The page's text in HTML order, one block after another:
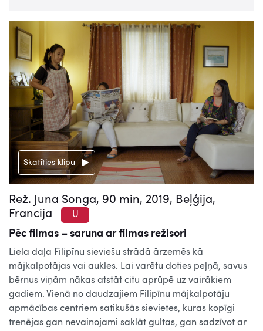
Skatīties klipu
Rež. Juna Songa, 90 min, 2019, Beļģija,
Francija
U
Pēc filmas – saruna ar filmas režisori
Liela daļa Filipīnu sieviešu strādā ārzemēs kā
mājkalpotājas vai aukles. Lai varētu doties peļņā, savus
bērnus viņām nākas atstāt citu aprūpē uz vairākiem
gadiem. Vienā no daudzajiem Filipīnu mājkalpotāju
apmācības centriem satikušās sievietes, kuras kopīgi
trenējas gan nevainojami saklāt gultas, gan sadzīvot ar